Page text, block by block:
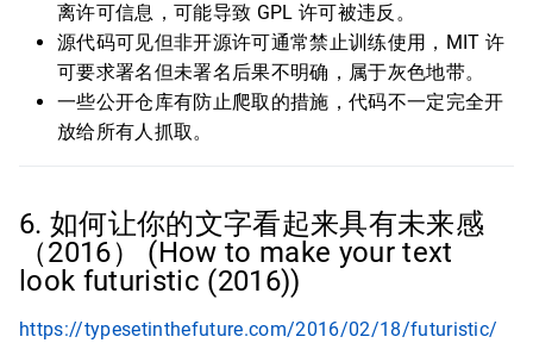
离许可信息，可能导致 GPL 许可被违反。
源代码可见但非开源许可通常禁止训练使用，MIT 许
可要求署名但未署名后果不明确，属于灰色地带。
一些公开仓库有防止爬取的措施，代码不一定完全开
放给所有人抓取。
6. 如何让你的文字看起来具有未来感
（2016） (How to make your text
look futuristic (2016))
https://typesetinthefuture.com/2016/02/18/futuristic/